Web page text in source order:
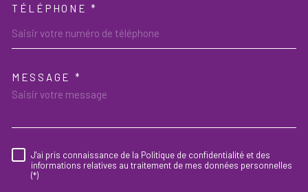
TÉLÉPHONE *
MESSAGE *
RÈGLEMENTATION
J'ai pris connaissance de la Politique de confidentialité et des
informations relatives au traitement de mes données personnelles
(*)